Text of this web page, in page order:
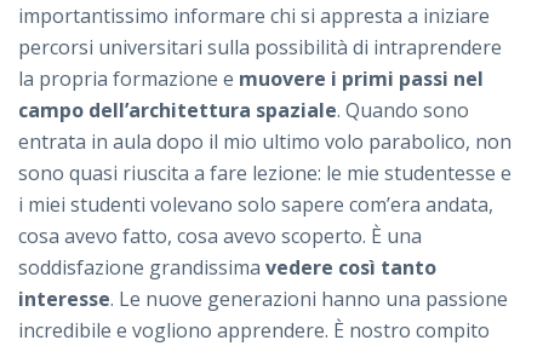
importantissimo informare chi si appresta a iniziare
percorsi universitari sulla possibilità di intraprendere
la propria formazione e muovere i primi passi nel
campo dell’architettura spaziale. Quando sono
entrata in aula dopo il mio ultimo volo parabolico, non
sono quasi riuscita a fare lezione: le mie studentesse e
i miei studenti volevano solo sapere com’era andata,
cosa avevo fatto, cosa avevo scoperto. È una
soddisfazione grandissima vedere così tanto
interesse. Le nuove generazioni hanno una passione
incredibile e vogliono apprendere. È nostro compito